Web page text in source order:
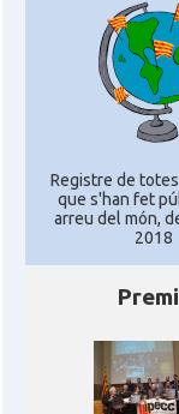
Registre de
que s'han fet
arreu del món,
2018